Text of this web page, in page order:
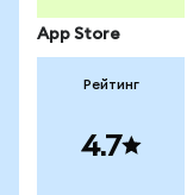
App Store
Рейтинг
4.7